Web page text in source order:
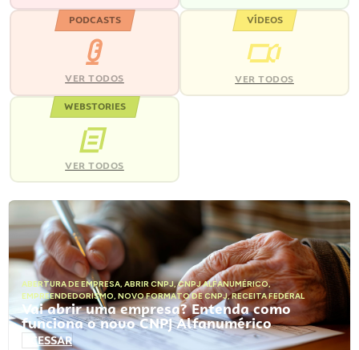
PODCASTS
VER TODOS
VÍDEOS
VER TODOS
WEBSTORIES
VER TODOS
ABERTURA DE EMPRESA, ABRIR CNPJ,CNPJ ALFANUMÉRICO,
EMPREENDEDORISMO, NOVO FORMATO DE CNPJ,RECEITA FEDERAL
Vai abrir uma empresa? Entenda como
funciona o novo CNPJ Alfanumérico
ACESSAR